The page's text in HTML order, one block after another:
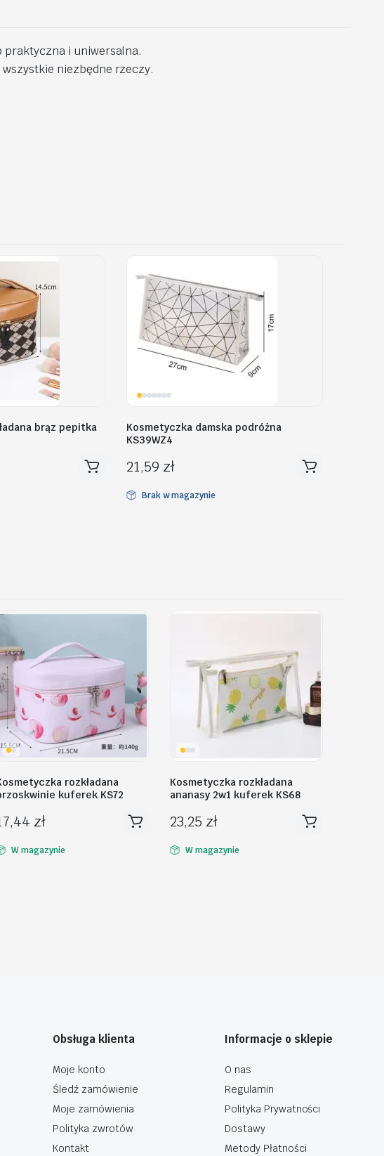
praktyczna i uniwersalna.
niezbędne rzeczy.
brąz pepitka
Kosmetyczka damska podróżna
KS39WZ4
21,59 zł
Brak w magazynie
rozkładana
kuferek KS72
zł
W magazynie
Kosmetyczka rozkładana
ananasy 2w1 kuferek KS68
23,25 zł
W magazynie
Obsługa klienta
Moje konto
Śledź zamówienie
Moje zamówienia
Polityka zwrotów
Kontakt
Informacje o sklepie
O nas
Regulamin
Polityka Prywatności
Dostawy
Metody Płatności